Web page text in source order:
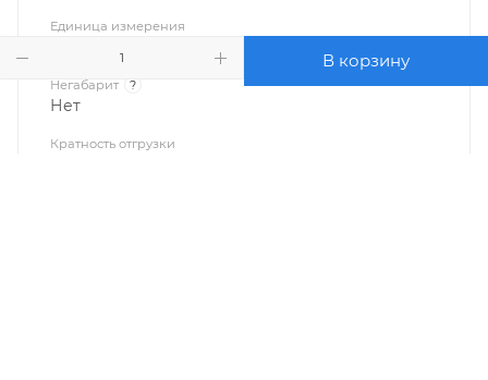
В корзину
Единица измерения
Негабарит ?
Нет
Кратность отгрузки